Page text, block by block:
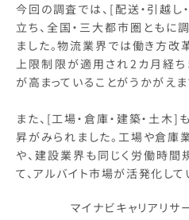
今回の調査では、[配送・引越し
立ち、全国・三大都市圏とも
ました。物流業界では働き方
上限制限が適用され2カ月経ち
が高まっていることがうかがえま
また、[工場・倉庫・建築・土
昇がみられました。工場や倉
や、建設業界も同じく労働時
て、アルバイト市場が活発化して
マイナビキャリア